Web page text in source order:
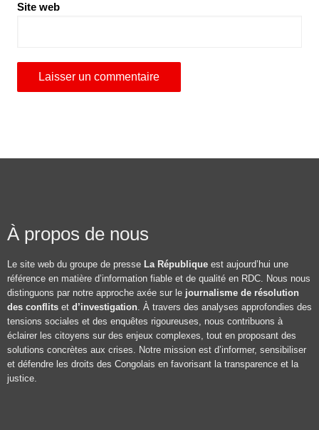
Site web
À propos de nous
Le site web du groupe de presse La République est aujourd’hui une
référence en matière d’information fiable et de qualité en RDC. Nous nous
distinguons par notre approche axée sur le journalisme de résolution
des conflits et d’investigation. À travers des analyses approfondies des
tensions sociales et des enquêtes rigoureuses, nous contribuons à
éclairer les citoyens sur des enjeux complexes, tout en proposant des
solutions concrètes aux crises. Notre mission est d’informer, sensibiliser
et défendre les droits des Congolais en favorisant la transparence et la
justice.